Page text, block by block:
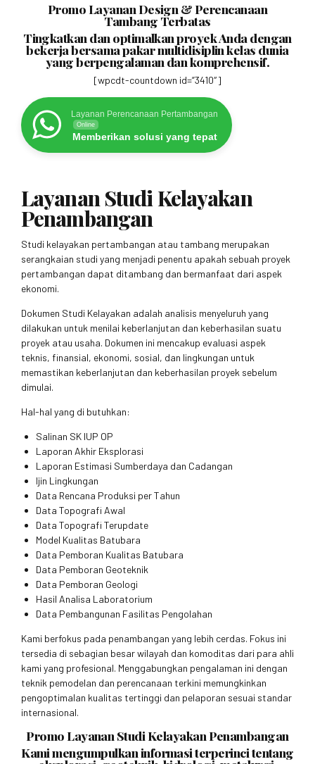
Promo Layanan Design & Perencanaan
Tambang Terbatas
Tingkatkan dan optimalkan proyek Anda dengan
bekerja bersama pakar multidisiplin kelas dunia
yang berpengalaman dan komprehensif.
[wpcdt-countdown id=”3410″]
Layanan Perencanaan Pertambangan
Online
Memberikan solusi yang tepat
Layanan Studi Kelayakan
Penambangan
Studi kelayakan pertambangan atau tambang merupakan
serangkaian studi yang menjadi penentu apakah sebuah proyek
pertambangan dapat ditambang dan bermanfaat dari aspek
ekonomi.
Dokumen Studi Kelayakan adalah analisis menyeluruh yang
dilakukan untuk menilai keberlanjutan dan keberhasilan suatu
proyek atau usaha. Dokumen ini mencakup evaluasi aspek
teknis, finansial, ekonomi, sosial, dan lingkungan untuk
memastikan keberlanjutan dan keberhasilan proyek sebelum
dimulai.
Hal-hal yang di butuhkan:
Salinan SK IUP OP
Laporan Akhir Eksplorasi
Laporan Estimasi Sumberdaya dan Cadangan
Ijin Lingkungan
Data Rencana Produksi per Tahun
Data Topografi Awal
Data Topografi Terupdate
Model Kualitas Batubara
Data Pemboran Kualitas Batubara
Data Pemboran Geoteknik
Data Pemboran Geologi
Hasil Analisa Laboratorium
Data Pembangunan Fasilitas Pengolahan
Kami berfokus pada penambangan yang lebih cerdas. Fokus ini
tersedia di sebagian besar wilayah dan komoditas dari para ahli
kami yang profesional. Menggabungkan pengalaman ini dengan
teknik pemodelan dan perencanaan terkini memungkinkan
pengoptimalan kualitas tertinggi dan pelaporan sesuai standar
internasional.
Promo Layanan Studi Kelayakan Penambangan
Kami mengumpulkan informasi terperinci tentang